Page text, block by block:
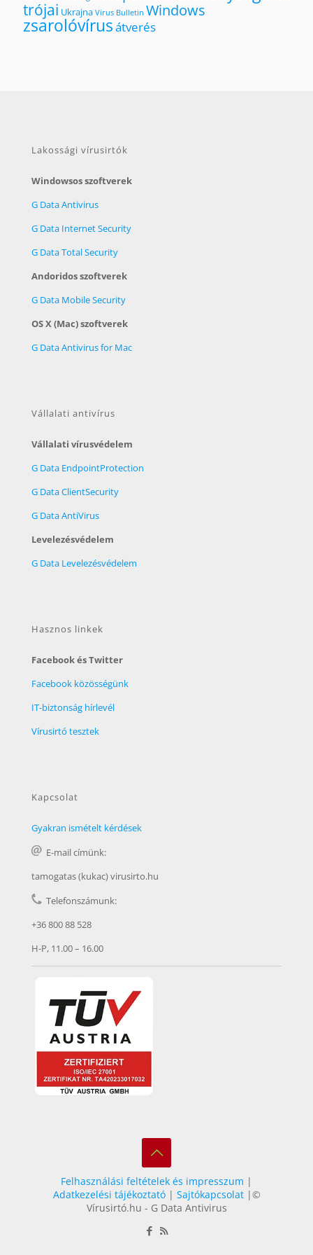
trójai Ukrajna Virus Bulletin Windows
zsarolóvírusátverés
Lakossági vírusirtók
Windowsos szoftverek
G Data Antivirus
G Data Internet Security
G Data Total Security
Andoridos szoftverek
G Data Mobile Security
OS X (Mac) szoftverek
G Data Antivirus for Mac
Vállalati antivírus
Vállalati vírusvédelem
G Data EndpointProtection
G Data ClientSecurity
G Data AntiVirus
Levelezésvédelem
G Data Levelezésvédelem
Hasznos linkek
Facebook és Twitter
Facebook közösségünk
IT-biztonság hírlevél
Vírusirtó tesztek
Kapcsolat
Gyakran ismételt kérdések
E-mail címünk:
tamogatas (kukac) virusirto.hu
Telefonszámunk:
+36 800 88 528
H-P, 11.00 – 16.00
Felhasználási feltételek és impresszum |
Adatkezelési tájékoztató| Sajtókapcsolat|©
Vírusirtó.hu - G Data Antivirus